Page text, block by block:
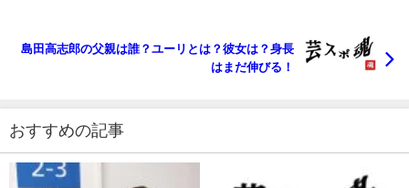
島田高志郎の父親は誰？ユーリとは？彼女は？身長
はまだ伸びる！
おすすめの記事